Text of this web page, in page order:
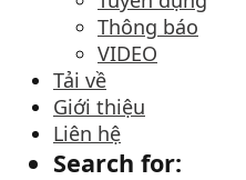
Thông báo
VIDEO
Tải về
Giới thiệu
Liên hệ
Search for: